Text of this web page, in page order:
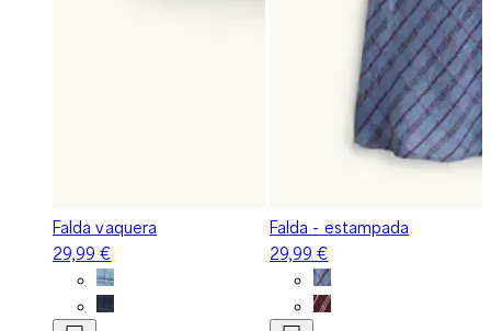
Falda vaquera
29,99 €
Falda - estampada
29,99 €